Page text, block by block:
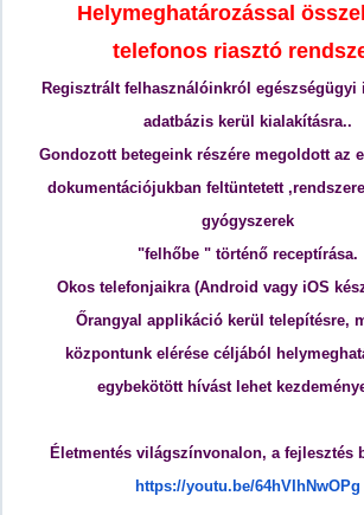
Helymeghatározással
telefonos riasztó
Regisztrált felhasználóinkról egészségügyi
adatbázis kerül kialakításra..
Gondozott betegeink részére megoldott az
dokumentációjukban feltüntetett
gyógyszerek
"felhőbe " történő receptírása.
Okos telefonjaikra (Android vagy iOS
Őrangyal applikáció kerül telepítésre,
központunk elérése céljából
egybekötött hívást lehet
Életmentés világszínvonalon, a fejlesztés
https://youtu.be/64hVIhNwOPg